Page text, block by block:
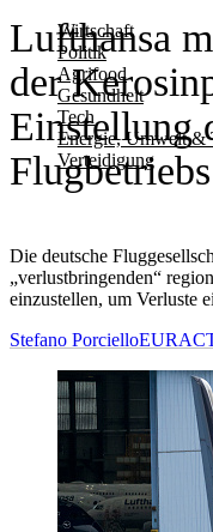
Wirtschaft
Politik
Agrifood
Gesundheit
Tech
Energie, Umwelt &
Verteidigung
Lufthansa
der
Einstellung
Die deutsche
„verlustbringenden“
einzustellen, um Verluste
Stefano Porciello